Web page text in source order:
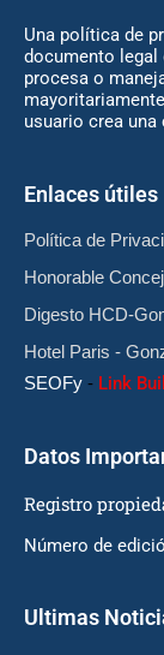
Una política de
documento legal
procesa o
usuario crea una
Enlaces útiles
Política de
Honorable
Digesto HCD-
Hotel Paris -
SEOFy - Link
Datos
Registro
Número de
Ultimas